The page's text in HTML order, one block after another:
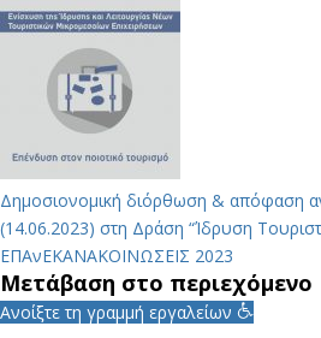
Δημοσιονομική διόρθωση & απόφαση
(14.06.2023) στη Δράση “Ίδρυση
ΕΠΑνΕΚΑΝΑΚΟΙΝΩΣΕΙΣ 2023
Μετάβαση στο περιεχόμενο
Ανοίξτε τη γραμμή εργαλείων